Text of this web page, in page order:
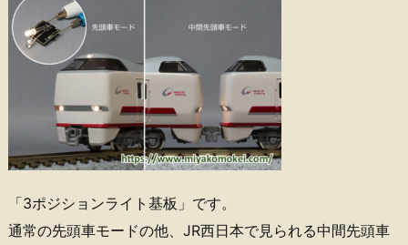
「3ポジションライト基板」です。
通常の先頭車モードの他、JR西日本で見られる中間先頭車